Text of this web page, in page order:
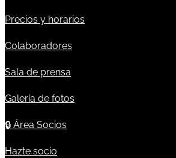
Precios y horarios
Colaboradores
Sala de prensa
Galería de fotos
🔒 Área Socios
Hazte socio